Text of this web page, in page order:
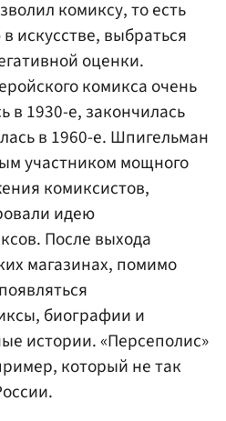
комиксу, то есть
искусстве, выбраться
оценки.
комикса очень
в 1930-е, закончилась
в 1960-е. Шпигельман
участником мощного
комиксистов,
идею
После выхода
магазинах, помимо
биографии и
истории. «Персеполис»
который не так